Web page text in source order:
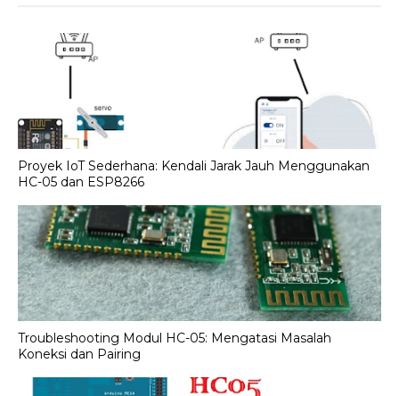
Proyek IoT Sederhana: Kendali Jarak Jauh Menggunakan
HC-05 dan ESP8266
Troubleshooting Modul HC-05: Mengatasi Masalah
Koneksi dan Pairing